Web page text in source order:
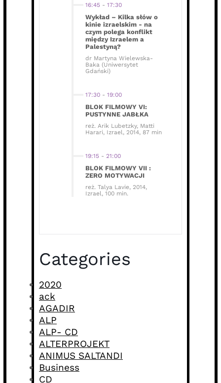
16:45 - 17:30
Wykład – Kilka słów o
kinie izraelskim - na
czym polega konflikt
między Izraelem a
Palestyną?
dr Martyna Wielewska-
Baka (Uniwersytet
Gdański)
17:30 - 19:00
BLOK FILMOWY VI:
PUSTYNNE JABŁKA
reż. Arik Lubetzky, Matti
Harari, Izrael, 2014, 87 min
19:15 - 21:00
BLOK FILMOWY VII :
ZERO MOTYWACJI
reż. Talya Lavie, 2014,
Izrael, 100 min.
Categories
2020
ack
AGADIR
ALP
ALP- CD
ALTERPROJEKT
ANIMUS SALTANDI
Business
CD